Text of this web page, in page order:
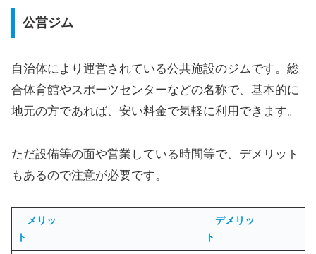
公営ジム
自治体により運営されている公共施設のジムです。総
合体育館やスポーツセンターなどの名称で、基本的に
地元の方であれば、安い料金で気軽に利用できます。
ただ設備等の面や営業している時間等で、デメリット
もあるので注意が必要です。
メリッ
ト
デメリッ
ト